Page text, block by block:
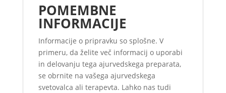
POMEMBNE
INFORMACIJE
Informacije o pripravku so splošne. V
primeru, da želite več informacij o uporabi
in delovanju tega ajurvedskega preparata,
se obrnite na vašega ajurvedskega
svetovalca ali terapevta. Lahko nas tudi